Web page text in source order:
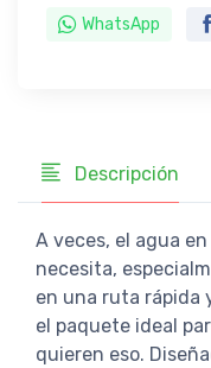
WhatsApp
Descripción
A veces, el agua
necesita,
en una ruta rápida
el paquete ideal
quieren eso.